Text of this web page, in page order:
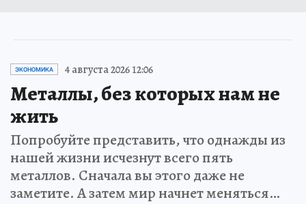
ЭКОНОМИКА 4 августа 2026 12:06
Металлы, без которых нам не
жить
Попробуйте представить, что однажды из
нашей жизни исчезнут всего пять
металлов. Сначала вы этого даже не
заметите. А затем мир начнет меняться…